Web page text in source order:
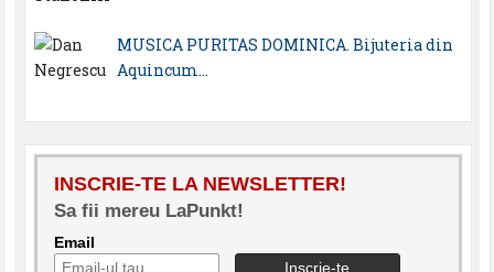
MUSICA PURITAS DOMINICA. Bijuteria din
Aquincum…
INSCRIE-TE LA NEWSLETTER!
Sa fii mereu LaPunkt!
Email